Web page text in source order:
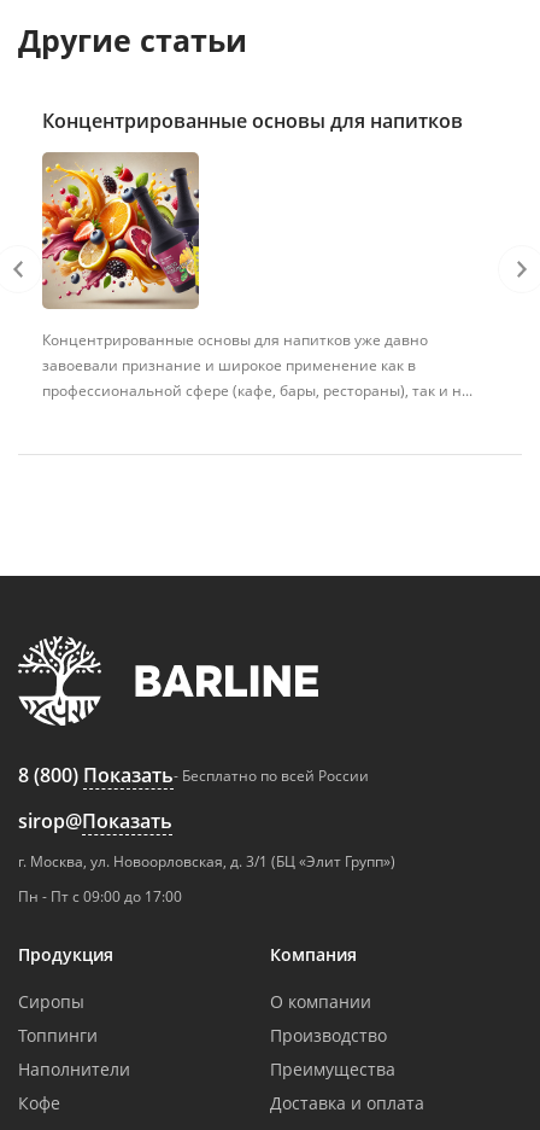
Другие статьи
Концентрированные основы для напитков
Концентрированные основы для напитков уже давно
завоевали признание и широкое применение как в
профессиональной сфере (кафе, бары, рестораны), так и н...
8 (800) Показать- Бесплатно по всей России
sirop@Показать
г. Москва, ул. Новоорловская, д. 3/1 (БЦ «Элит Групп»)
Пн - Пт с 09:00 до 17:00
Продукция
Сиропы
Топпинги
Наполнители
Кофе
Компания
О компании
Производство
Преимущества
Доставка и оплата